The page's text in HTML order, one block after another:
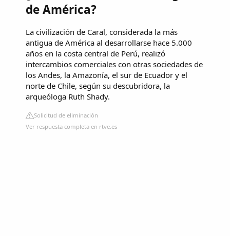
de América?
La civilización de Caral, considerada la más
antigua de América al desarrollarse hace 5.000
años en la costa central de Perú, realizó
intercambios comerciales con otras sociedades de
los Andes, la Amazonía, el sur de Ecuador y el
norte de Chile, según su descubridora, la
arqueóloga Ruth Shady.
Solicitud de eliminación
Ver respuesta completa en rtve.es